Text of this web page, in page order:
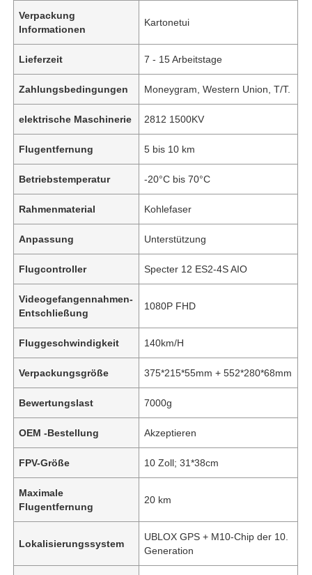
Verpackung
Informationen
Kartonetui
Lieferzeit 7 - 15 Arbeitstage
Zahlungsbedingungen Moneygram, Western Union, T/T.
elektrische Maschinerie 2812 1500KV
Flugentfernung 5 bis 10 km
Betriebstemperatur -20°C bis 70°C
Rahmenmaterial Kohlefaser
Anpassung Unterstützung
Flugcontroller Specter 12 ES2-4S AIO
Videogefangennahmen-
Entschließung
1080P FHD
Fluggeschwindigkeit 140km/H
Verpackungsgröße 375*215*55mm + 552*280*68mm
Bewertungslast 7000g
OEM -Bestellung Akzeptieren
FPV-Größe 10 Zoll; 31*38cm
Maximale
Flugentfernung
20 km
Lokalisierungssystem
UBLOX GPS + M10-Chip der 10.
Generation